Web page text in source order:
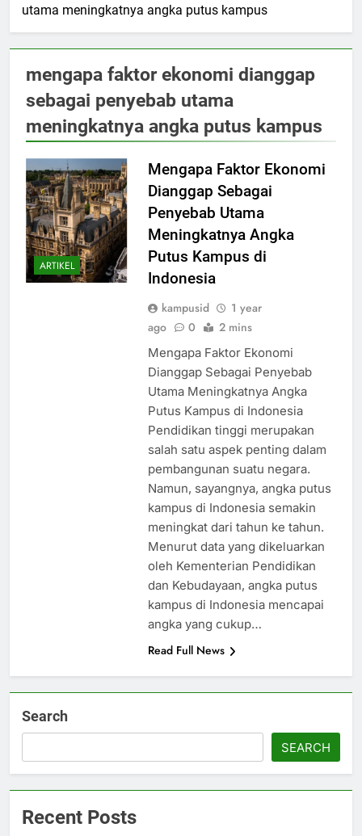
utama meningkatnya angka putus kampus
mengapa faktor ekonomi dianggap
sebagai penyebab utama
meningkatnya angka putus kampus
ARTIKEL
Mengapa Faktor Ekonomi
Dianggap Sebagai
Penyebab Utama
Meningkatnya Angka
Putus Kampus di
Indonesia
kampusid
1 year
ago
0 2 mins
Mengapa Faktor Ekonomi
Dianggap Sebagai Penyebab
Utama Meningkatnya Angka
Putus Kampus di Indonesia
Pendidikan tinggi merupakan
salah satu aspek penting dalam
pembangunan suatu negara.
Namun, sayangnya, angka putus
kampus di Indonesia semakin
meningkat dari tahun ke tahun.
Menurut data yang dikeluarkan
oleh Kementerian Pendidikan
dan Kebudayaan, angka putus
kampus di Indonesia mencapai
angka yang cukup…
Read Full News
Search
SEARCH
Recent Posts